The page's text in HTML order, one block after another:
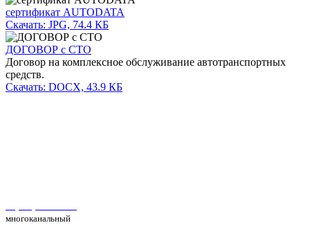
сертификат AUTODATA
Скачать: JPG, 74.4 КБ
ДОГОВОР с СТО
Договор на комплексное обслуживание автотранспортных
средств.
Скачать: DOCX, 43.9 КБ
многоканальный